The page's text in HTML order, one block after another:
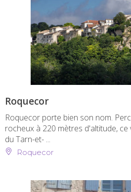
Roquecor
Roquecor porte bien son nom.
rocheux à 220 mètres d'altitude,
du Tarn-et- ...
Roquecor